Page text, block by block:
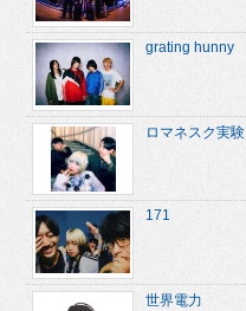
grating hunny
ロマネスク実験
171
世界電力